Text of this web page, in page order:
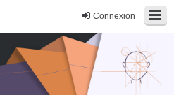
Connexion